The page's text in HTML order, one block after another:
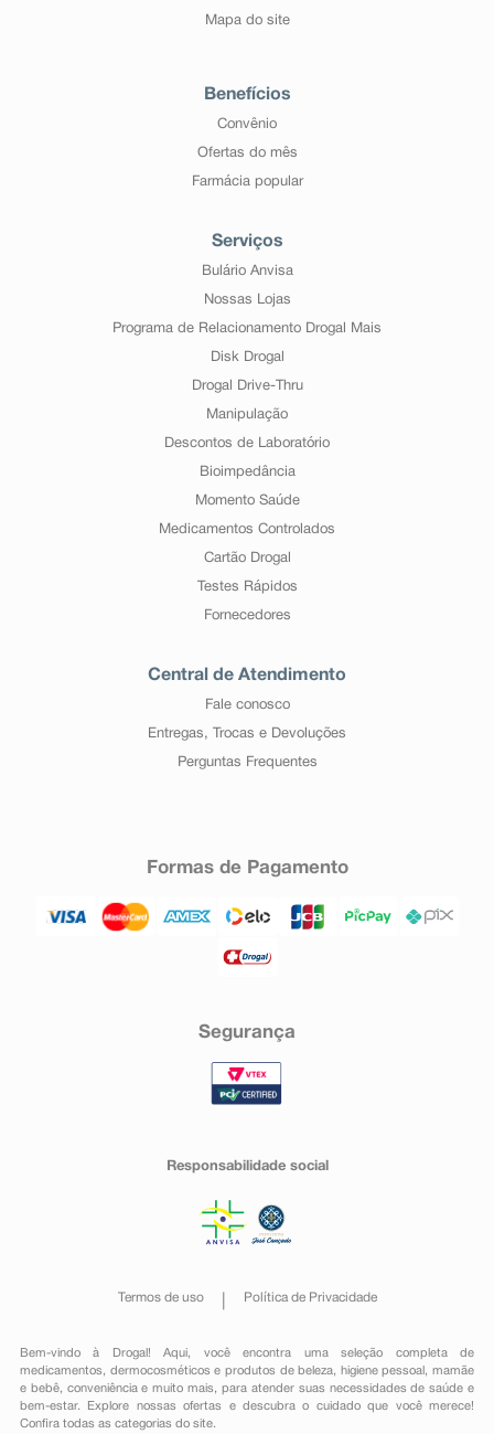
Mapa do site
Benefícios
Convênio
Ofertas do mês
Farmácia popular
Serviços
Bulário Anvisa
Nossas Lojas
Programa de Relacionamento Drogal Mais
Disk Drogal
Drogal Drive-Thru
Manipulação
Descontos de Laboratório
Bioimpedância
Momento Saúde
Medicamentos Controlados
Cartão Drogal
Testes Rápidos
Fornecedores
Central de Atendimento
Fale conosco
Entregas, Trocas e Devoluções
Perguntas Frequentes
Formas de Pagamento
Segurança
Responsabilidade social
Termos de uso Política de Privacidade
Bem-vindo à Drogal! Aqui, você encontra uma seleção completa de
medicamentos , dermocosméticos e produtos de beleza, higiene pessoal ,mamãe
e bebê, conveniênciae muito mais, para atender suas necessidades de saúde e
bem-estar. Explore nossas ofertas e descubra o cuidado que você merece!
Confira todas as categorias do site.